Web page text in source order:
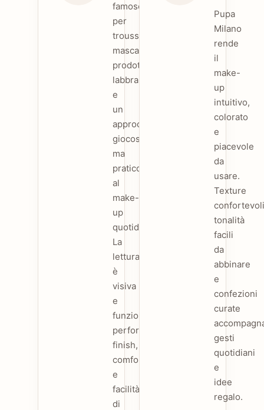
famoso
per
trousse,
mascara,
prodotti
labbra
e
un
approccio
giocoso
ma
pratico
al
make-
up
quotidiano.
La
lettura
è
visiva
e
funzionale:
performance,
finish,
comfort
e
facilità
di
Pupa
Milano
rende
il
make-
up
intuitivo,
colorato
e
piacevole
da
usare.
Texture
tonalità
facili
da
abbinare
e
confezioni
curate
gesti
quotidiani
e
idee
regalo.